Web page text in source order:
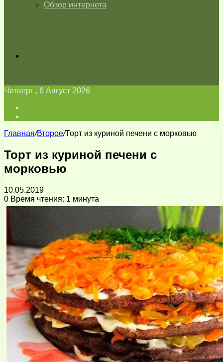
Обзор интернета
Четверг , 6 Август 2026
Главная/Второе/Торт из куриной печени с морковью
Торт из куриной печени с
морковью
10.05.2019
0 Время чтения: 1 минута